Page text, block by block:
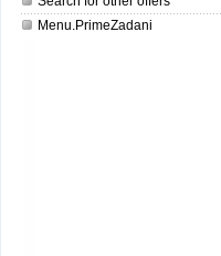
Menu.PrimeZadani